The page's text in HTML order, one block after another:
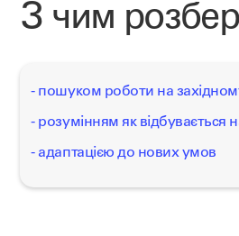
З чим
- пошуком роботи на
- розумінням як відбувається
- адаптацією до нових умов